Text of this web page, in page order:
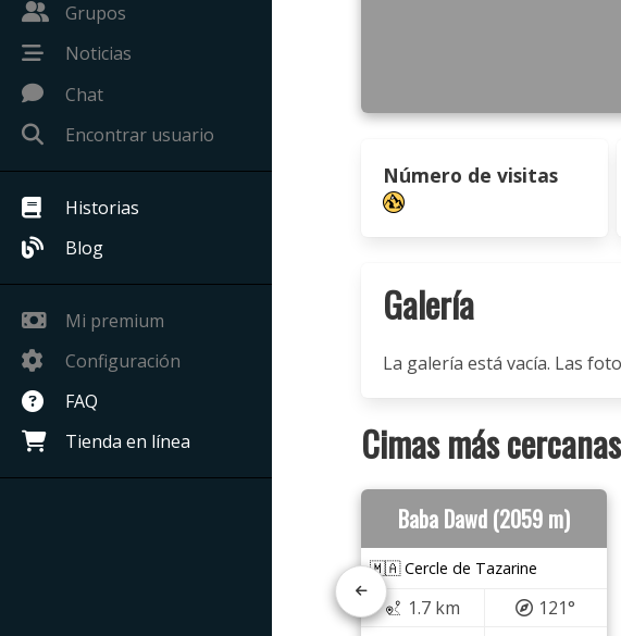
Grupos
Noticias
Chat
Encontrar usuario
Historias
Blog
Mi premium
Configuración
FAQ
Tienda en línea
Número de visitas
Galería
La galería está vacía. Las
Cimas más
Baba Dawd (2059 m)
🇲🇦 Cercle de Tazarine
1.7 km
121°